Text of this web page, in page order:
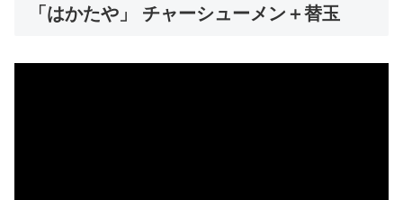
「はかたや」 チャーシューメン＋替玉